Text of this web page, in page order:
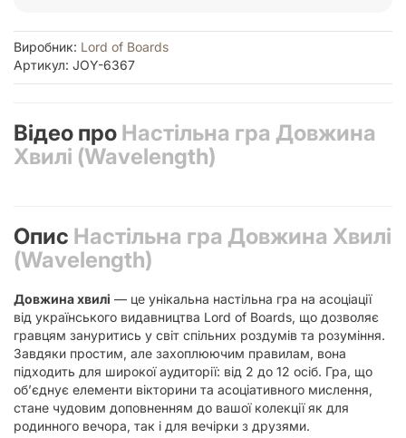
Виробник: Lord of Boards
Артикул: JOY-6367
Відео про Настільна гра Довжина
Хвилі (Wavelength)
Опис Настільна гра Довжина Хвилі
(Wavelength)
Довжина хвилі — це унікальна настільна гра на асоціації
від українського видавництва Lord of Boards, що дозволяє
гравцям зануритись у світ спільних роздумів та розуміння.
Завдяки простим, але захоплюючим правилам, вона
підходить для широкої аудиторії: від 2 до 12 осіб. Гра, що
об’єднує елементи вікторини та асоціативного мислення,
стане чудовим доповненням до вашої колекції як для
родинного вечора, так і для вечірки з друзями.